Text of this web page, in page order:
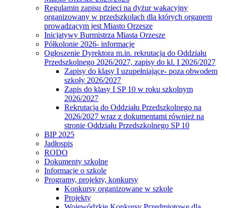
Regulamin zapisu dzieci na dyżur wakacyjny
organizowany w przedszkolach dla których organem
prowadzącym jest Miasto Orzesze
Inicjatywy Burmistrza Miasta Orzesze
Półkolonie 2026- informacje
Ogłoszenie Dyrektora m.in. rekrutacja do Oddziału
Przedszkolnego 2026/2027, zapisy do kl. I 2026/2027
Zapisy do klasy I uzupełniające- poza obwodem
szkoły 2026/2027
Zapis do klasy I SP 10 w roku szkolnym
2026/2027
Rekrutacja do Oddziału Przedszkolnego na
2026/2027 wraz z dokumentami również na
stronie Oddziału Przedszkolnego SP 10
BIP 2025
Jadłospis
RODO
Dokumenty szkolne
Informacje o szkole
Programy, projekty, konkursy
Konkursy organizowane w szkole
Projekty